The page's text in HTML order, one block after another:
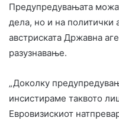
Предупредувањата
дела, но и на политички
австриската Државна
разузнавање.
„Доколку
инсистираме таквото
Евровизискиот